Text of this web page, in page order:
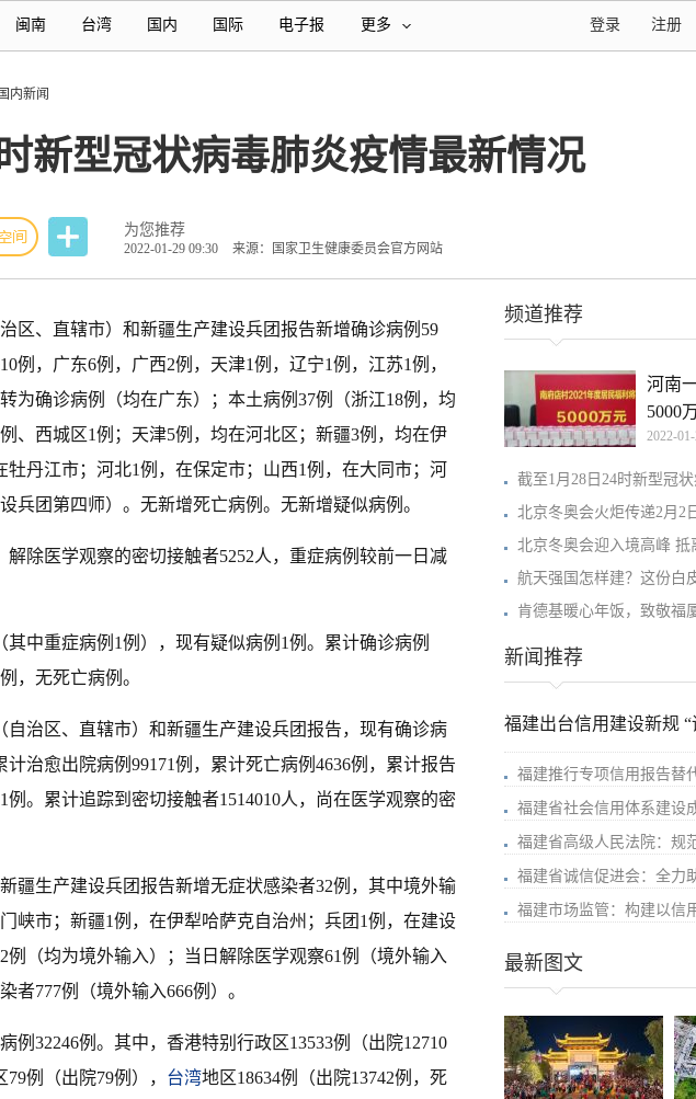
闽南 台湾 国内 国际 电子报 更多 注册
登录
国内新闻
新型冠状病毒肺炎疫情最新情况
为您推荐
2022-01-29 09:30 来源：国家卫生健康委员会官方网站
区、直辖市）和新疆生产建设兵团报告新增确诊病例59
例，广东6例，广西2例，天津1例，辽宁1例，江苏1例，
为确诊病例（均在广东）；本土病例37例（浙江18例，均
、西城区1例；天津5例，均在河北区；新疆3例，均在伊
丹江市；河北1例，在保定市；山西1例，在大同市；河
兵团第四师）。无新增死亡病例。无新增疑似病例。
解除医学观察的密切接触者5252人，重症病例较前一日减
中重症病例1例），现有疑似病例1例。累计确诊病例
，无死亡病例。
自治区、直辖市）和新疆生产建设兵团报告，现有确诊病
治愈出院病例99171例，累计死亡病例4636例，累计报告
例。累计追踪到密切接触者1514010人，尚在医学观察的密
疆生产建设兵团报告新增无症状感染者32例，其中境外输
峡市；新疆1例，在伊犁哈萨克自治州；兵团1例，在建设
（均为境外输入）；当日解除医学观察61例（境外输入
者777例（境外输入666例）。
例32246例。其中，香港特别行政区13533例（出院12710
例（出院79例）， 台湾地区18634例（出院13742例，死
频道推荐
河南
5000
20
2022-
截至1月28日24时新型冠
北京冬奥会火炬传递2月2
北京冬奥会迎入境高峰 抵
航天强国怎样建？这份白
肯德基暖心年饭，致敬福
新闻推荐
福建出台信用建设新规
福建推行专项信用报告替
福建省社会信用体系建设
福建省高级人民法院：规
福建省诚信促进会：全力
福建市场监管：构建以信
最新图文